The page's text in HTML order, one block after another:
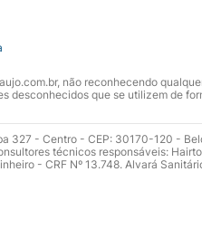
não reconhecendo
desconhecidos que se utilizem de
327 - Centro - CEP: 30170-120 -
técnicos responsáveis:
- CRF Nº 13.748. Alvará